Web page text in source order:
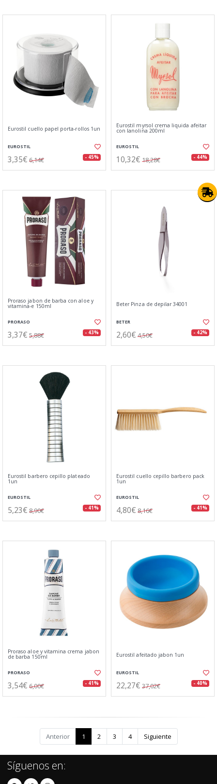
Eurostil cuello papel porta-rollos 1un
EUROSTIL
3,35€ 6,14€ - 45%
Eurostil myrsol crema liquida afeitar
con lanolina 200ml
EUROSTIL
10,32€ 18,28€ - 44%
Proraso jabon de barba con aloe y
vitamina-e 150ml
PRORASO
3,37€ 5,88€ - 43%
Beter Pinza de depilar 34001
BETER
2,60€ 4,50€ - 42%
Eurostil barbero cepillo plateado
1un
EUROSTIL
5,23€ 8,90€ - 41%
Eurostil cuello cepillo barbero pack
1un
EUROSTIL
4,80€ 8,16€ - 41%
Proraso aloe y vitamina crema jabon
de barba 150ml
PRORASO
3,54€ 6,00€ - 41%
Eurostil afeitado jabon 1un
EUROSTIL
22,27€ 37,02€ - 40%
Anterior 1 2 3 4 Siguiente
Síguenos en: